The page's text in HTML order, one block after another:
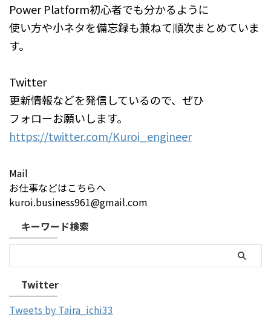
Power Platform初心者でも分かるように
使い方や小ネタを備忘録も兼ねて順次まとめていま
す。
Twitter
更新情報などを発信しているので、ぜひ
フォローお願いします。
https://twitter.com/Kuroi_engineer
Mail
お仕事などはこちらへ
kuroi.business961@gmail.com
キーワード検索
Twitter
Tweets by Taira_ichi33